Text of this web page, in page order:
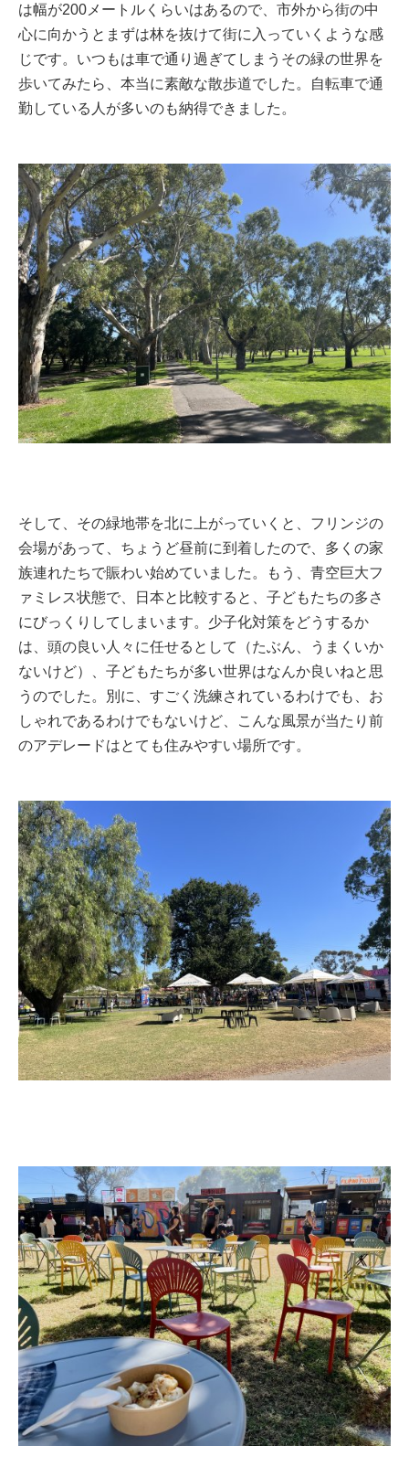
は幅が200メートルくらいはあるので、市外から街の中
心に向かうとまずは林を抜けて街に入っていくような感
じです。いつもは車で通り過ぎてしまうその緑の世界を
歩いてみたら、本当に素敵な散歩道でした。自転車で通
勤している人が多いのも納得できました。
そして、その緑地帯を北に上がっていくと、フリンジの
会場があって、ちょうど昼前に到着したので、多くの家
族連れたちで賑わい始めていました。もう、青空巨大フ
ァミレス状態で、日本と比較すると、子どもたちの多さ
にびっくりしてしまいます。少子化対策をどうするか
は、頭の良い人々に任せるとして（たぶん、うまくいか
ないけど）、子どもたちが多い世界はなんか良いねと思
うのでした。別に、すごく洗練されているわけでも、お
しゃれであるわけでもないけど、こんな風景が当たり前
のアデレードはとても住みやすい場所です。